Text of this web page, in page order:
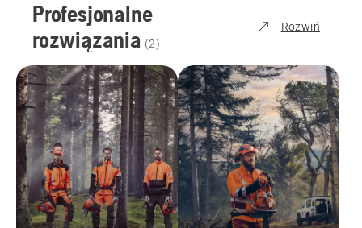
Profesjonalne
rozwiązania (2)
Rozwiń